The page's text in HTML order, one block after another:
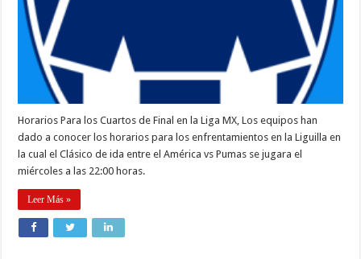
Horarios Para los Cuartos de Final en la Liga MX, Los equipos han
dado a conocer los horarios para los enfrentamientos en la Liguilla en
la cual el Clásico de ida entre el América vs Pumas se jugara el
miércoles a las 22:00 horas.
Leer Más »